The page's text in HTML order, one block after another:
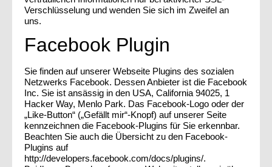
Verschlüsselung und wenden Sie sich im Zweifel an
uns.
Facebook Plugin
Sie finden auf unserer Webseite Plugins des sozialen
Netzwerks Facebook. Dessen Anbieter ist die Facebook
Inc. Sie ist ansässig in den USA, California 94025, 1
Hacker Way, Menlo Park. Das Facebook-Logo oder der
„Like-Button“ („Gefällt mir“-Knopf) auf unserer Seite
kennzeichnen die Facebook-Plugins für Sie erkennbar.
Beachten Sie auch die Übersicht zu den Facebook-
Plugins auf
http://developers.facebook.com/docs/plugins/.